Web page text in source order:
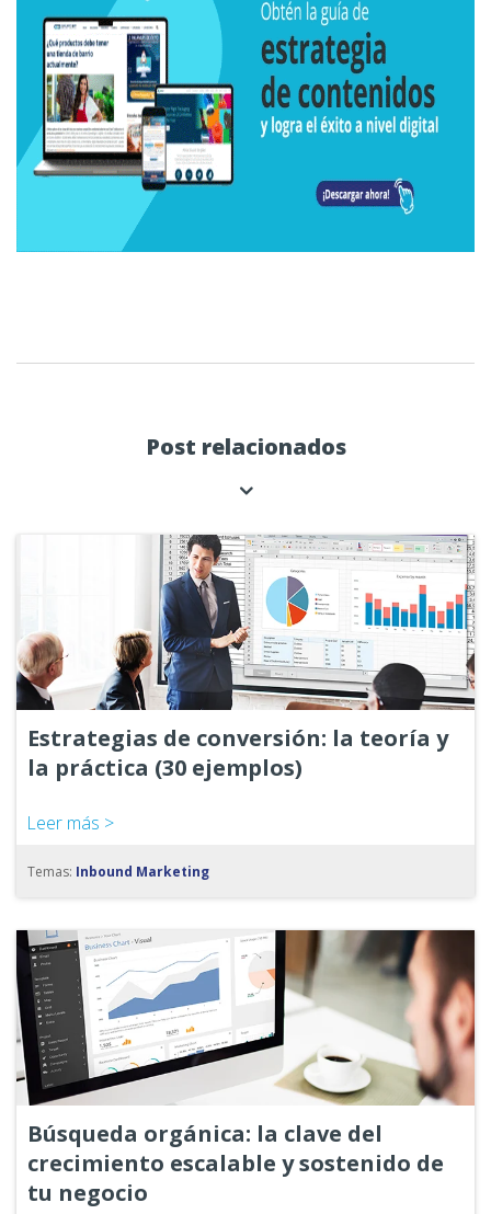
Post relacionados
Estrategias de conversión: la teoría y
la práctica (30 ejemplos)
Leer más >
Temas: Inbound Marketing
Búsqueda orgánica: la clave del
crecimiento escalable y sostenido de
tu negocio